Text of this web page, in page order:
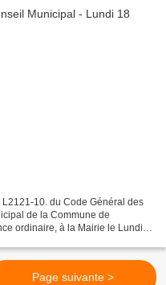
L2121-10. du Code Général des
de la Commune de
ordinaire, à la Mairie le Lundi
Page suivante >